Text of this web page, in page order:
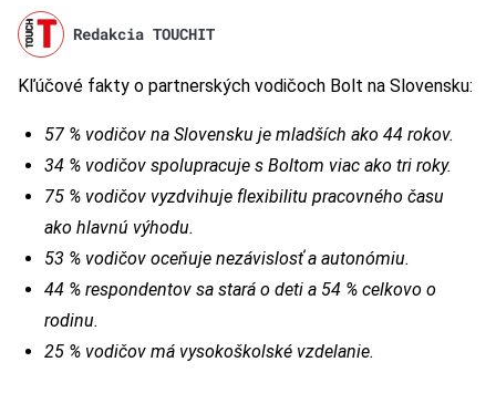
Redakcia TOUCHIT
Kľúčové fakty o partnerských vodičoch Bolt na Slovensku:
57 % vodičov na Slovensku je mladších ako 44 rokov.
34 % vodičov spolupracuje s Boltom viac ako tri roky.
75 % vodičov vyzdvihuje flexibilitu pracovného času
ako hlavnú výhodu.
53 % vodičov oceňuje nezávislosť a autonómiu.
44 % respondentov sa stará o deti a 54 % celkovo o
rodinu.
25 % vodičov má vysokoškolské vzdelanie.